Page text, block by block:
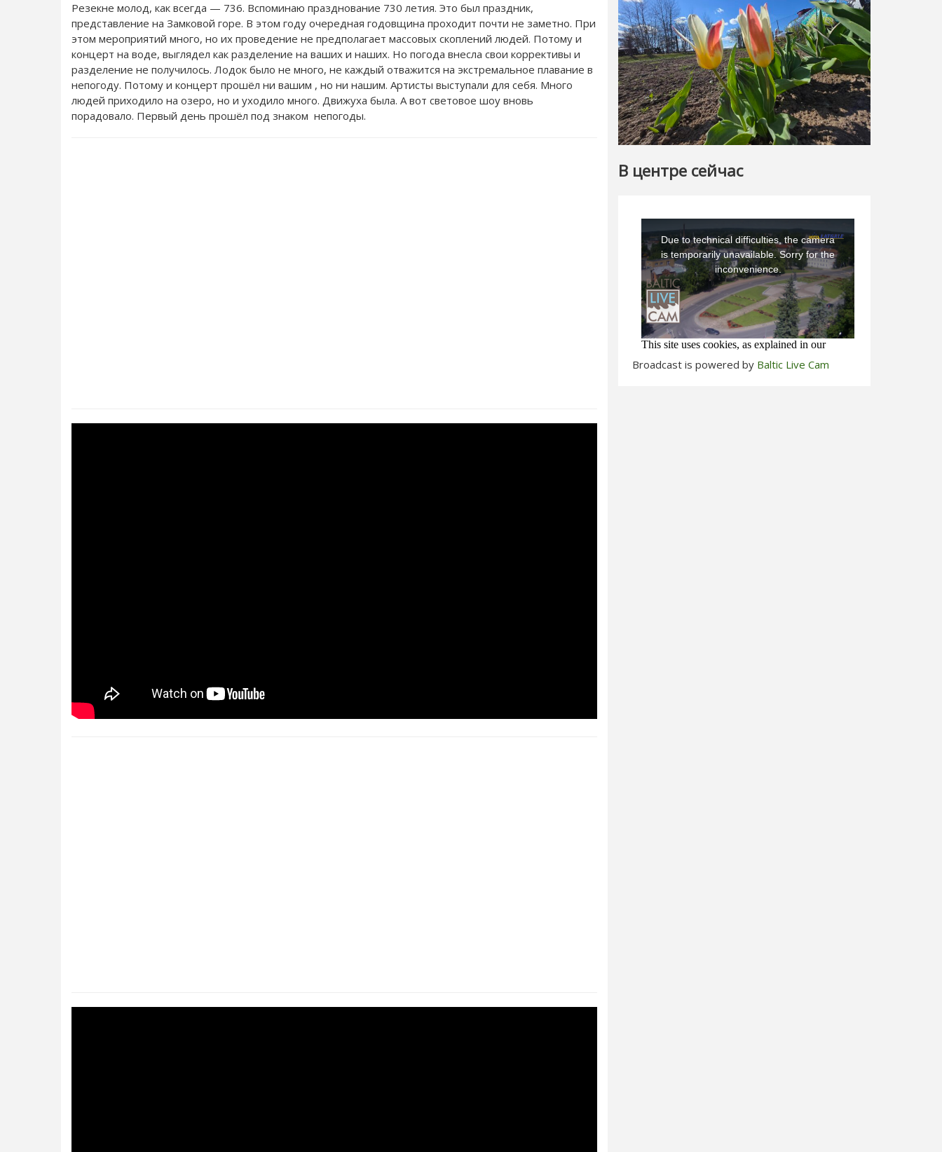
Резекне молод, как всегда — 736. Вспоминаю празднование 730 летия. Это был праздник,
представление на Замковой горе. В этом году очередная годовщина проходит почти не заметно. При
этом мероприятий много, но их проведение не предполагает массовых скоплений людей. Потому и
концерт на воде, выглядел как разделение на ваших и наших. Но погода внесла свои коррективы и
разделение не получилось. Лодок было не много, не каждый отважится на экстремальное плавание в
непогоду. Потому и концерт прошёл ни вашим , но ни нашим. Артисты выступали для себя. Много
людей приходило на озеро, но и уходило много. Движуха была. А вот световое шоу вновь
порадовало. Первый день прошёл под знаком непогоды.
В центре сейчас
Broadcast is powered by Baltic Live Cam